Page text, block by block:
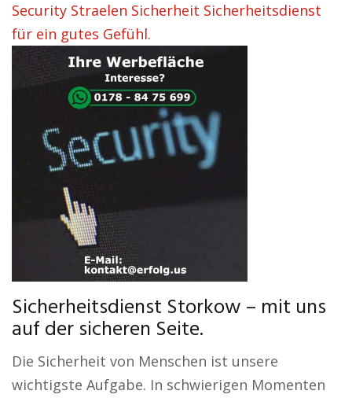
Security Straelen Sicherheit Sicherheitsdienst
für ein gutes Gefühl.
Sicherheitsdienst Storkow – mit uns
auf der sicheren Seite.
Die Sicherheit von Menschen ist unsere
wichtigste Aufgabe. In schwierigen Momenten